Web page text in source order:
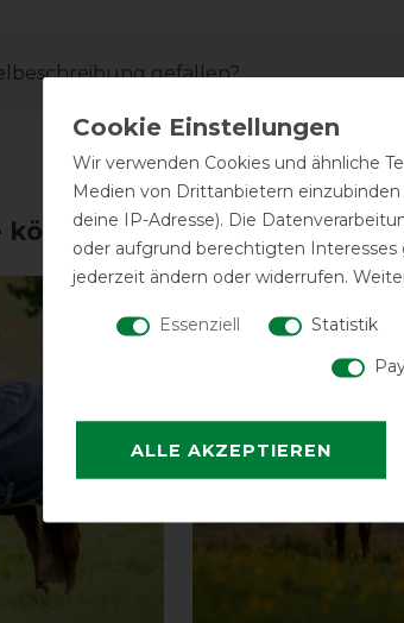
gefallen?
könnten dich auch
Wir verwenden Cookies und ähnliche
Medien von Drittanbietern
deine IP-Adresse). Die
oder aufgrund berechtigten
jederzeit ändern oder widerrufen.
Essenziell Statistik
ALLE AKZEPTIEREN